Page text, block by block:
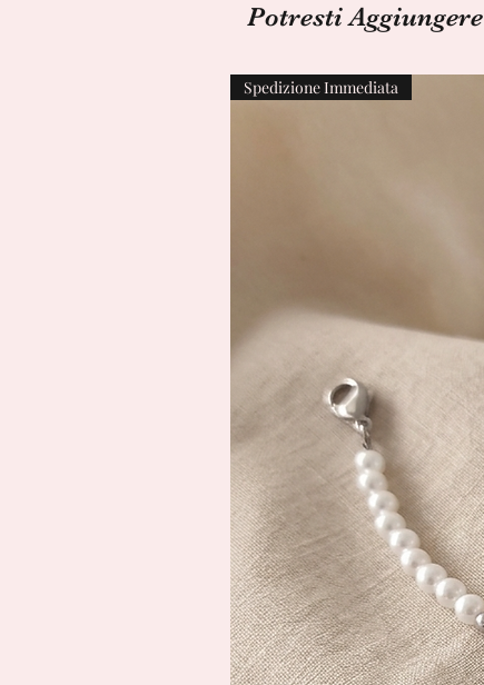
Potresti Aggiungere
Spedizione Immediata